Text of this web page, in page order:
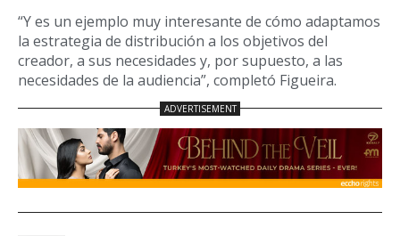
“Y es un ejemplo muy interesante de cómo adaptamos
la estrategia de distribución a los objetivos del
creador, a sus necesidades y, por supuesto, a las
necesidades de la audiencia”, completó Figueira.